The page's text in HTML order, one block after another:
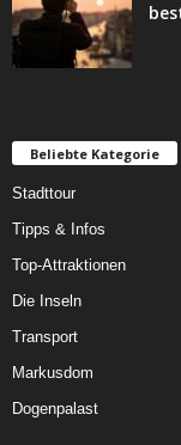
Beliebte Kategorie
Stadttour
Tipps & Infos
Top-Attraktionen
Die Inseln
Transport
Markusdom
Dogenpalast